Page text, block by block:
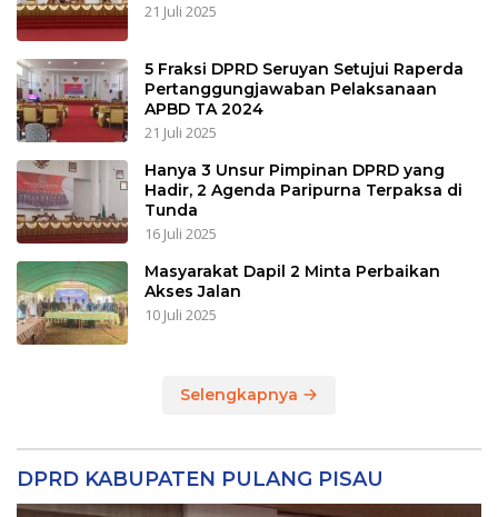
21 Juli 2025
5 Fraksi DPRD Seruyan Setujui Raperda
Pertanggungjawaban Pelaksanaan
APBD TA 2024
21 Juli 2025
Hanya 3 Unsur Pimpinan DPRD yang
Hadir, 2 Agenda Paripurna Terpaksa di
Tunda
16 Juli 2025
Masyarakat Dapil 2 Minta Perbaikan
Akses Jalan
10 Juli 2025
Selengkapnya
DPRD KABUPATEN PULANG PISAU